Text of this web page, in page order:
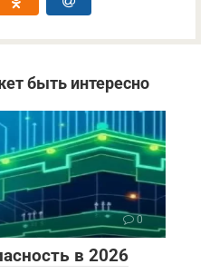
быть интересно
0
в 2026